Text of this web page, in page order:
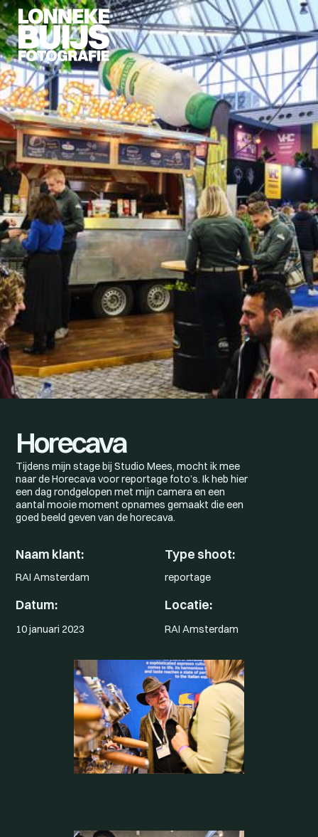
Horecava
Tijdens mijn stage bij Studio Mees, mocht ik mee
naar de Horecava voor reportage foto’s. Ik heb hier
een dag rondgelopen met mijn camera en een
aantal mooie moment opnames gemaakt die een
goed beeld geven van de horecava.
Naam klant:
RAI Amsterdam
Type shoot:
reportage
Datum:
10 januari 2023
Locatie:
RAI Amsterdam